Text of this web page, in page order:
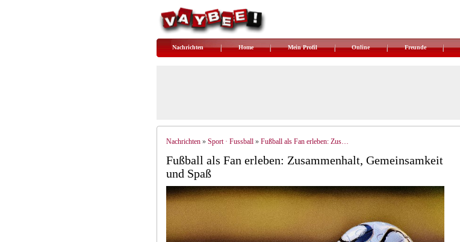
Nachrichten Home Mein Profil Online Freunde
Nachrichten» Sport · Fussball» Fußball als Fan erleben: Zusammenhalt, Gemeinsamkeit und Spaß
Fußball als Fan erleben: Zusammenhalt, Gemeinsamkeit
und Spaß